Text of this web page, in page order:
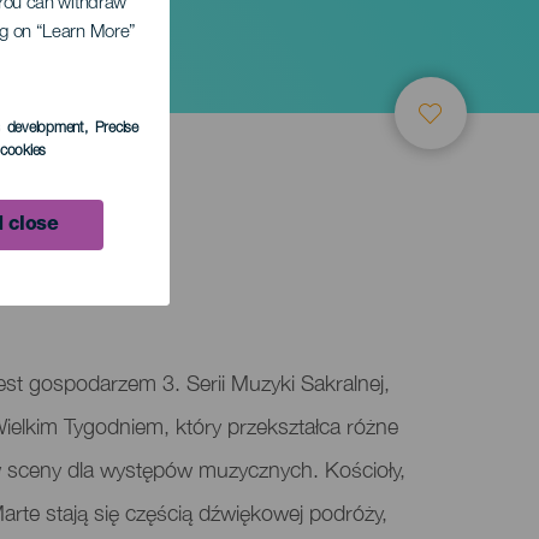
can withdraw
on “Learn More”
development, Precise
close
gospodarzem 3. Serii Muzyki Sakralnej,
Tygodniem, który przekształca różne
dla występów muzycznych. Kościoły,
stają się częścią dźwiękowej podróży,